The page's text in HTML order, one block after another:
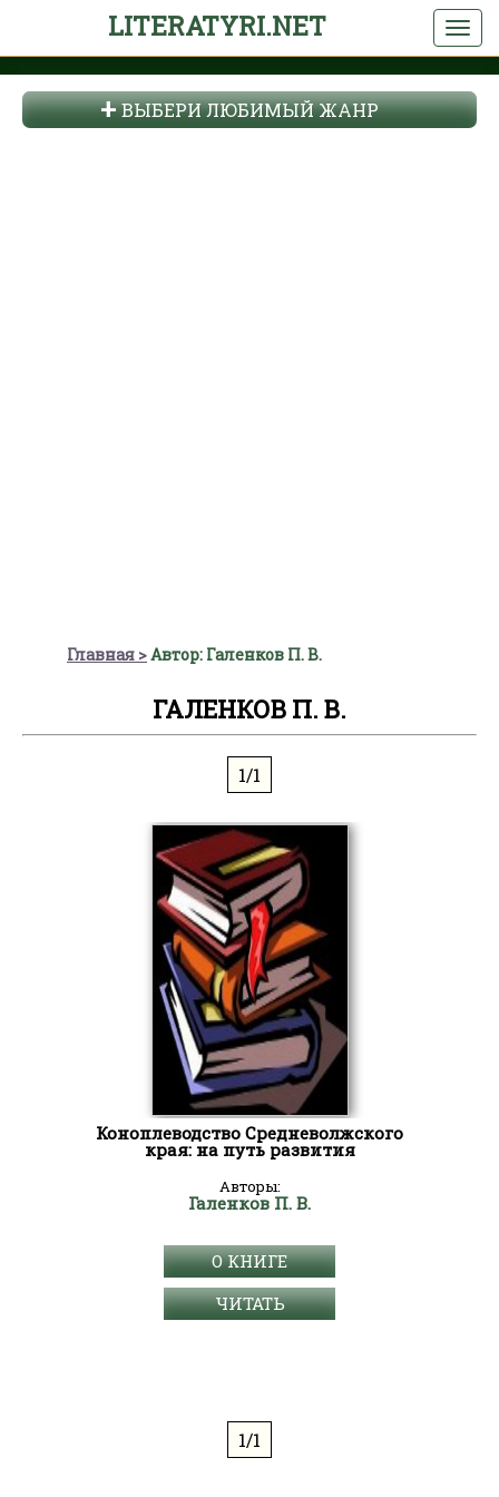
LITERATYRI.NET
ВЫБЕРИ ЛЮБИМЫЙ ЖАНР
Главная Автор: Галенков П. В.
ГАЛЕНКОВ П. В.
1/1
Коноплеводство Средневолжского
края: на путь развития
Авторы:
Галенков П. В.
О КНИГЕ
ЧИТАТЬ
1/1